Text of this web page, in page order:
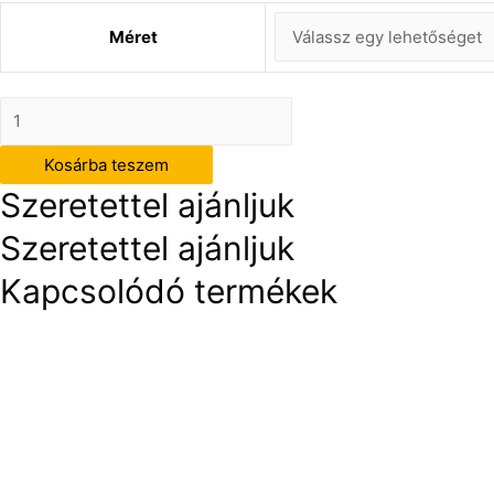
Méret
Ösztönösen
érzem
helyes
mennyiség
Kosárba teszem
Szeretettel ajánljuk
Szeretettel ajánljuk
Kapcsolódó termékek